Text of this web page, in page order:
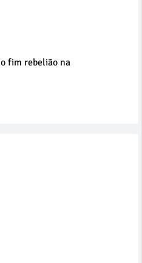
fim rebelião na